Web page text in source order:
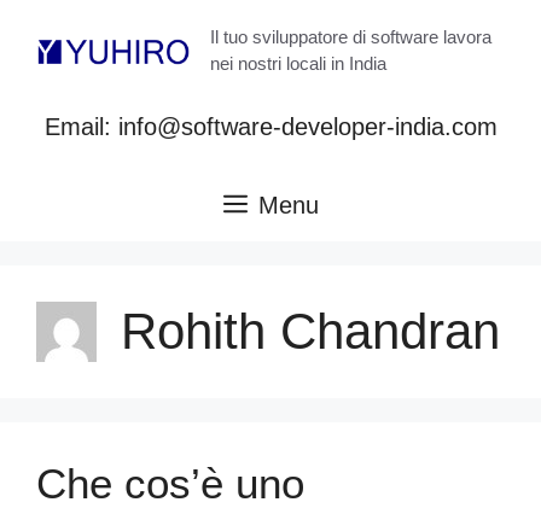
Il tuo sviluppatore di software lavora
nei nostri locali in India
Email: info@software-developer-india.com
Menu
Rohith Chandran
Che cos’è uno